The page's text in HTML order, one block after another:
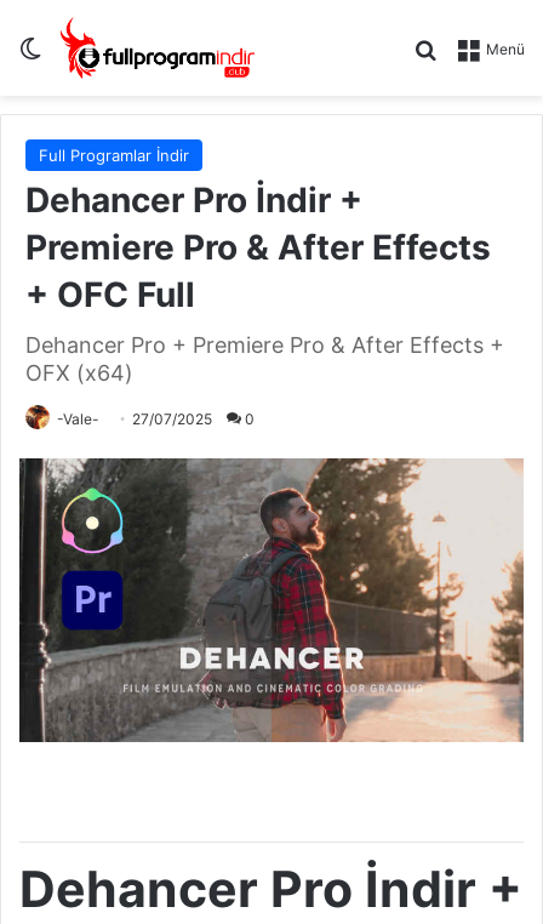
Dış görünümü değiştir Menü
Arama yap
Full Programlar İndir
Dehancer Pro İndir +
Premiere Pro & After Effects
+ OFC Full
Dehancer Pro + Premiere Pro & After Effects +
OFX (x64)
-Vale- 27/07/2025 0
Dehancer Pro İndir +